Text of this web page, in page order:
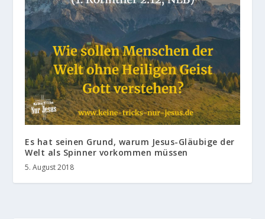
Es hat seinen Grund, warum Jesus-Gläubige der
Welt als Spinner vorkommen müssen
5. August 2018